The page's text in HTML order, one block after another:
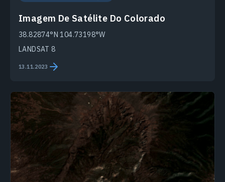
Imagem De Satélite Do Colorado
38.82874°N 104.73198°W
LANDSAT 8
13.11.2023